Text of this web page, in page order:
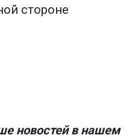
стороне
новостей в нашем